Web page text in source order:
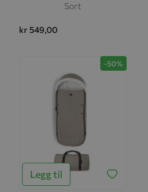
Sort
kr 549,00
-50%
Legg til